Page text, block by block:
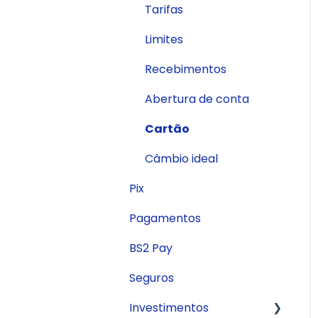
Tarifas
Limites
Recebimentos
Abertura de conta
Cartão
Câmbio ideal
Pix
Pagamentos
BS2 Pay
Seguros
Investimentos